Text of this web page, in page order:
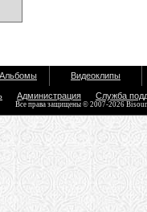
Альбомы Видеоклипы
Администрация Служба
Все права защищены © 2007-2026